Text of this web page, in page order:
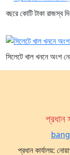
বছরে কোটি টাকা রাজস্ব
সিলেটে খাল খননে অংশ
প্রধান
প্রধান কার্যালয়: